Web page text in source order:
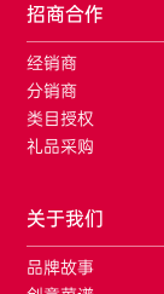
招商合作
经销商
分销商
类目授权
礼品采购
关于我们
品牌故事